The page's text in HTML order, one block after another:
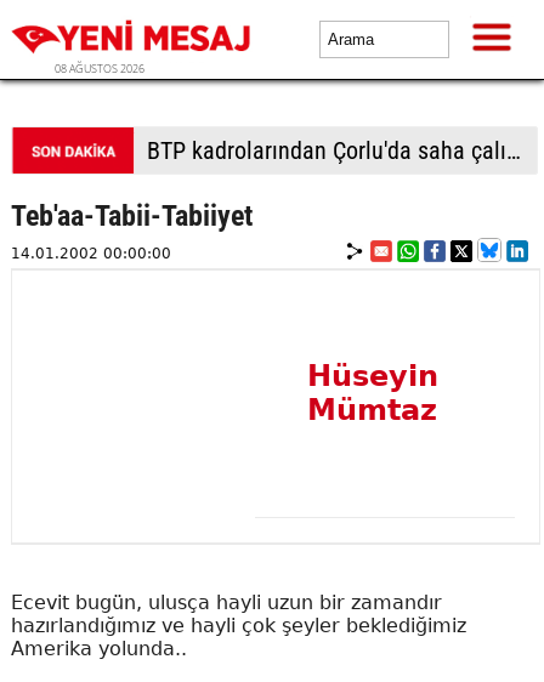
08 AĞUSTOS 2026
BTP kadrolarından Çorlu'da saha çalışması: Vatandaşlardan yoğun ilgi
Teb'aa-Tabii-Tabiiyet
14.01.2002 00:00:00
Hüseyin
Mümtaz
Ecevit bugün, ulusça hayli uzun bir zamandır
hazırlandığımız ve hayli çok şeyler beklediğimiz
Amerika yolunda..